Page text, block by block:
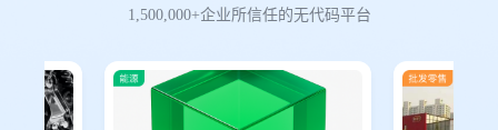
1,500,000+企业所信任的无代码平台